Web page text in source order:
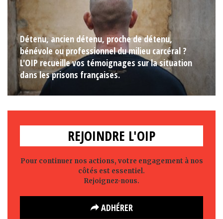
Détenu, ancien détenu, proche de détenu,
bénévole ou professionnel du milieu carcéral ?
L'OIP recueille vos témoignages sur la situation
dans les prisons françaises.
REJOINDRE L'OIP
Pour continuer nos actions, votre engagement à nos
côtés est essentiel.
Rejoignez-nous.
ADHÉRER